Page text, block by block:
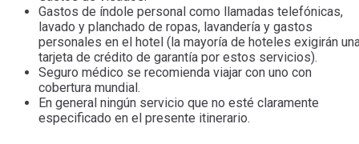
Gastos de índole personal como llamadas telefónicas,
lavado y planchado de ropas, lavandería y gastos
personales en el hotel (la mayoría de hoteles exigirán
tarjeta de crédito de garantía por estos servicios).
Seguro médico se recomienda viajar con uno con
cobertura mundial.
En general ningún servicio que no esté claramente
especificado en el presente itinerario.